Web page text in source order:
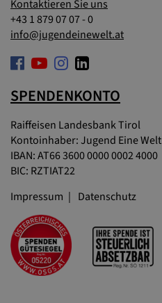
Kontaktieren Sie uns
+43 1 879 07 07 - 0
info@jugendeinewelt.at
SPENDENKONTO
Raiffeisen Landesbank Tirol
Kontoinhaber: Jugend Eine Welt
IBAN: AT66 3600 0000 0002 4000
BIC: RZTIAT22
Impressum
Datenschutz